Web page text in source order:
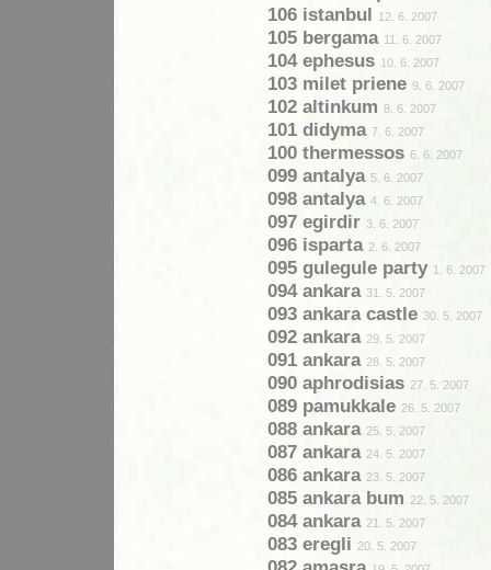
106 istanbul 12. 6. 2007
105 bergama 11. 6. 2007
104 ephesus 10. 6. 2007
103 milet priene 9. 6. 2007
102 altinkum 8. 6. 2007
101 didyma 7. 6. 2007
100 thermessos 6. 6. 2007
099 antalya 5. 6. 2007
098 antalya 4. 6. 2007
097 egirdir 3. 6. 2007
096 isparta 2. 6. 2007
095 gulegule party 1. 6. 2007
094 ankara 31. 5. 2007
093 ankara castle 30. 5. 2007
092 ankara 29. 5. 2007
091 ankara 28. 5. 2007
090 aphrodisias 27. 5. 2007
089 pamukkale 26. 5. 2007
088 ankara 25. 5. 2007
087 ankara 24. 5. 2007
086 ankara 23. 5. 2007
085 ankara bum 22. 5. 2007
084 ankara 21. 5. 2007
083 eregli 20. 5. 2007